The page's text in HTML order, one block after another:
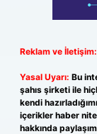
Reklam ve İletişim:
Yasal Uyarı: Bu
şahıs şirketi ile
kendi
içerikler haber
hakkında